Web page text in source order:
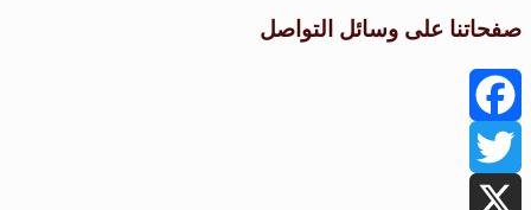
صفحاتنا على وسائل التواصل
Facebook
Twitter